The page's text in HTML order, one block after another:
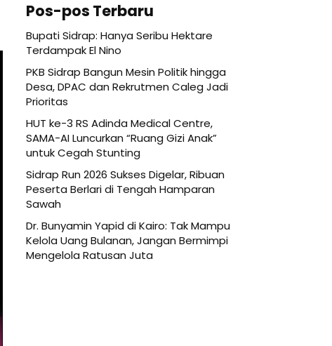
Pos-pos Terbaru
Bupati Sidrap: Hanya Seribu Hektare
Terdampak El Nino
PKB Sidrap Bangun Mesin Politik hingga
Desa, DPAC dan Rekrutmen Caleg Jadi
Prioritas
HUT ke-3 RS Adinda Medical Centre,
SAMA-AI Luncurkan “Ruang Gizi Anak”
untuk Cegah Stunting
Sidrap Run 2026 Sukses Digelar, Ribuan
Peserta Berlari di Tengah Hamparan
Sawah
Dr. Bunyamin Yapid di Kairo: Tak Mampu
Kelola Uang Bulanan, Jangan Bermimpi
Mengelola Ratusan Juta